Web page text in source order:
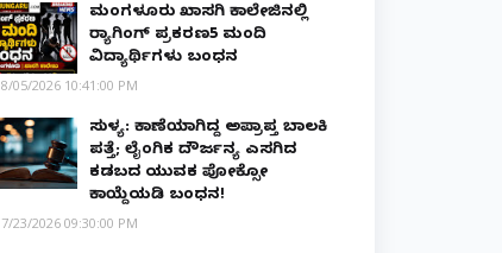
ಮಂಗಳೂರು ಖಾಸಗಿ ಕಾಲೇಜಿನಲ್ಲಿ
ರ‌್ಯಾಗಿಂಗ್ ಪ್ರಕರಣ5 ಮಂದಿ
ವಿದ್ಯಾರ್ಥಿಗಳು ಬಂಧನ
8/05/2026 10:41:00 PM
ಸುಳ್ಯ: ಕಾಣೆಯಾಗಿದ್ದ ಅಪ್ರಾಪ್ತ ಬಾಲಕಿ
ಪತ್ತೆ; ಲೈಂಗಿಕ ದೌರ್ಜನ್ಯ ಎಸಗಿದ
ಕಡಬದ ಯುವಕ ಪೋಕ್ಸೋ
ಕಾಯ್ದೆಯಡಿ ಬಂಧನ!
7/23/2026 09:30:00 PM